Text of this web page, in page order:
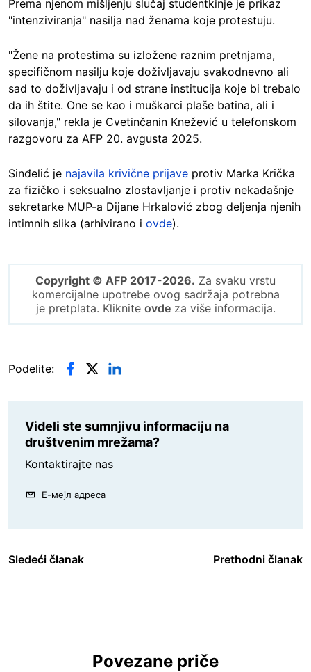
Prema njenom mišljenju slučaj studentkinje je prikaz
"intenziviranja" nasilja nad ženama koje protestuju.
"Žene na protestima su izložene raznim pretnjama,
specifičnom nasilju koje doživljavaju svakodnevno ali
sad to doživljavaju i od strane institucija koje bi trebalo
da ih štite. One se kao i muškarci plaše batina, ali i
silovanja," rekla je Cvetinčanin Knežević u telefonskom
razgovoru za AFP 20. avgusta 2025.
Sinđelić je najavila krivične prijave protiv Marka Krička
za fizičko i seksualno zlostavljanje i protiv nekadašnje
sekretarke MUP-a Dijane Hrkalović zbog deljenja njenih
intimnih slika (arhivirano i ovde).
Copyright © AFP 2017-2026. Za svaku vrstu
komercijalne upotrebe ovog sadržaja potrebna
je pretplata. Kliknite ovdeza više informacija.
Podelite:
Videli ste sumnjivu informaciju na
društvenim mrežama?
Kontaktirajte nas
Е-мејл адреса
Sledeći članak Prethodni članak
Povezane priče